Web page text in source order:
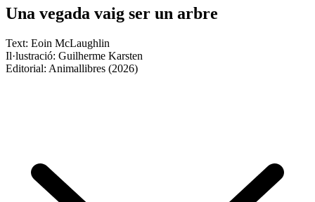
Una vegada vaig ser un arbre
Text: Eoin McLaughlin
Il·lustració: Guilherme Karsten
Editorial: Animallibres (2026)